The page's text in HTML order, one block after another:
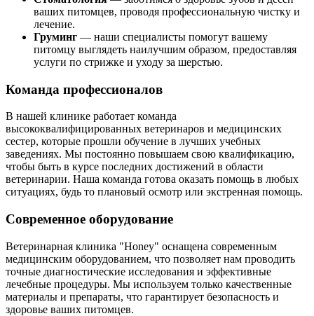
ваших питомцев, проводя профессиональную чистку и
лечение.
Груминг — наши специалисты помогут вашему
питомцу выглядеть наилучшим образом, предоставляя
услуги по стрижке и уходу за шерстью.
Команда профессионалов
В нашей клинике работает команда
высококвалифицированных ветеринаров и медицинских
сестер, которые прошли обучение в лучших учебных
заведениях. Мы постоянно повышаем свою квалификацию,
чтобы быть в курсе последних достижений в области
ветеринарии. Наша команда готова оказать помощь в любых
ситуациях, будь то плановый осмотр или экстренная помощь.
Современное оборудование
Ветеринарная клиника "Honey" оснащена современным
медицинским оборудованием, что позволяет нам проводить
точные диагностические исследования и эффективные
лечебные процедуры. Мы используем только качественные
материалы и препараты, что гарантирует безопасность и
здоровье ваших питомцев.